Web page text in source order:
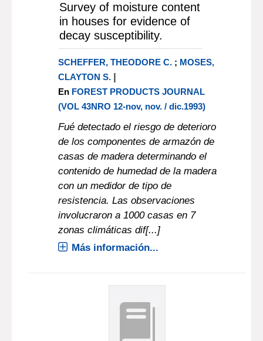
Survey of moisture content
in houses for evidence of
decay susceptibility.
SCHEFFER, THEODORE C.; MOSES,
CLAYTON S. |
En FOREST PRODUCTS JOURNAL
(VOL 43NRO 12-nov, nov. / dic.1993)
Fué detectado el riesgo de deterioro
de los componentes de armazón de
casas de madera determinando el
contenido de humedad de la madera
con un medidor de tipo de
resistencia. Las observaciones
involucraron a 1000 casas en 7
zonas climáticas dif[...]
Más información...